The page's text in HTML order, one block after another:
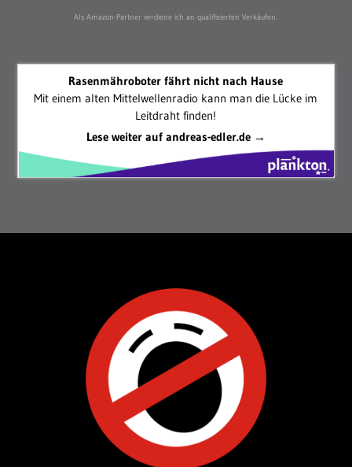
Als Amazon-Partner verdiene ich an qualifizierten Verkäufen.
Rasenmähroboter fährt nicht nach Hause
Mit einem alten Mittelwellenradio kann man die Lücke im
Leitdraht finden!
Lese weiter auf andreas-edler.de →